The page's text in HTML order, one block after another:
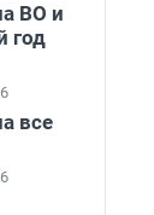
ВО и
год
все